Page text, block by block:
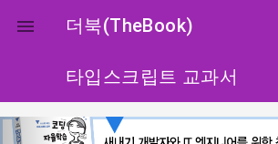
 더북(TheBook)
타입스크립트 교과서
p